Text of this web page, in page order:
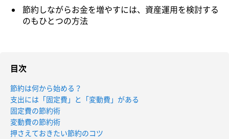
節約しながらお金を増やすには、資産運用を検討する
のもひとつの方法
目次
節約は何から始める？
支出には「固定費」と「変動費」がある
固定費の節約術
変動費の節約術
押さえておきたい節約のコツ